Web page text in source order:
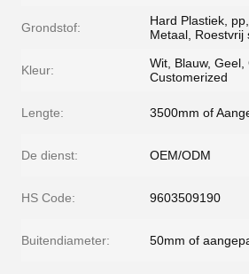
Grondstof:
Hard Plastiek,
Metaal, Roestvrij
Kleur:
Wit, Blauw, Geel,
Customerized
Lengte: 3500mm of
De dienst: OEM/ODM
HS Code: 9603509190
Buitendiameter: 50mm of